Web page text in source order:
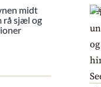
midt
rå sjæl og